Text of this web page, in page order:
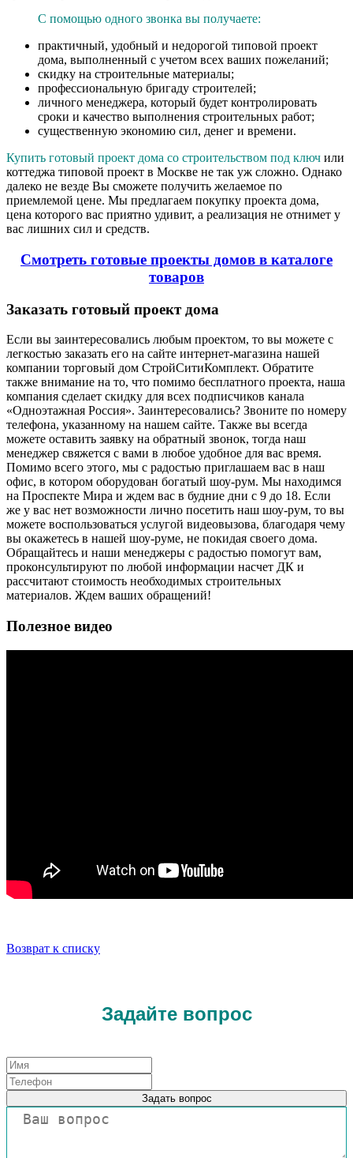
С помощью одного звонка вы получаете:
практичный, удобный и недорогой типовой проект
дома, выполненный с учетом всех ваших пожеланий;
скидку на строительные материалы;
профессиональную бригаду строителей;
личного менеджера, который будет контролировать
сроки и качество выполнения строительных работ;
существенную экономию сил, денег и времени.
Купить готовый проект дома со строительством под ключ или
коттеджа типовой проект в Москве не так уж сложно. Однако
далеко не везде Вы сможете получить желаемое по
приемлемой цене. Мы предлагаем покупку проекта дома,
цена которого вас приятно удивит, а реализация не отнимет у
вас лишних сил и средств.
Смотреть готовые проекты домов в каталоге
товаров
Заказать готовый проект дома
Если вы заинтересовались любым проектом, то вы можете с
легкостью заказать его на сайте интернет-магазина нашей
компании торговый дом СтройСитиКомплект. Обратите
также внимание на то, что помимо бесплатного проекта, наша
компания сделает скидку для всех подписчиков канала
«Одноэтажная Россия». Заинтересовались? Звоните по номеру
телефона, указанному на нашем сайте. Также вы всегда
можете оставить заявку на обратный звонок, тогда наш
менеджер свяжется с вами в любое удобное для вас время.
Помимо всего этого, мы с радостью приглашаем вас в наш
офис, в котором оборудован богатый шоу-рум. Мы находимся
на Проспекте Мира и ждем вас в будние дни с 9 до 18. Если
же у вас нет возможности лично посетить наш шоу-рум, то вы
можете воспользоваться услугой видеовызова, благодаря чему
вы окажетесь в нашей шоу-руме, не покидая своего дома.
Обращайтесь и наши менеджеры с радостью помогут вам,
проконсультируют по любой информации насчет ДК и
рассчитают стоимость необходимых строительных
материалов. Ждем ваших обращений!
Полезное видео
Возврат к списку
Задайте вопрос
Задать вопрос